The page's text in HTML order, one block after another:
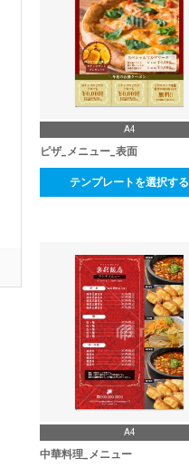
A4
ピザ_メニュー_表面
テンプレートを選択する
A4
中華料理_メニュー